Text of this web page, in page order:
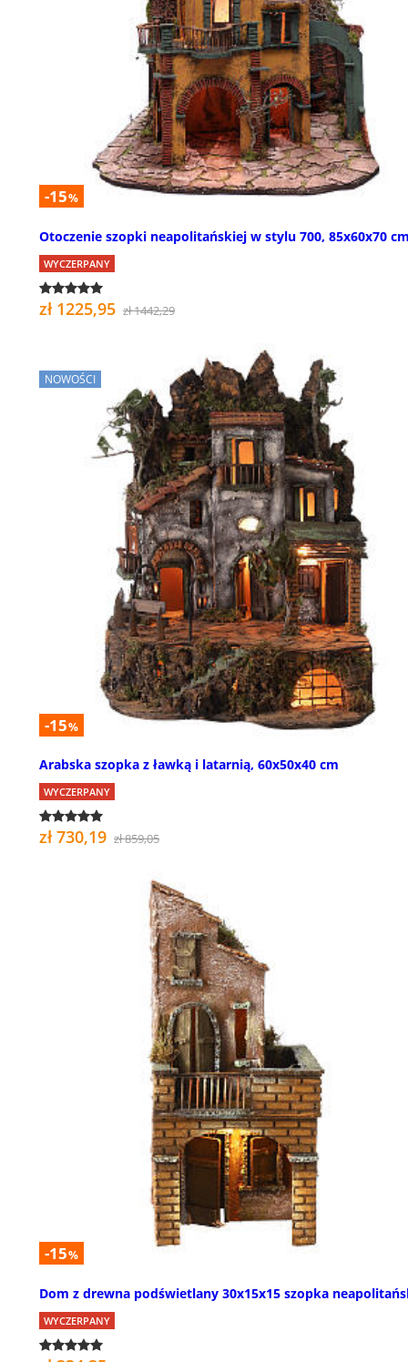
-15%
Otoczenie szopki neapolitańskiej w stylu 700, 85x60x70
WYCZERPANY
zł 1225,95 zł 1442,29
NOWOŚCI
-15%
Arabska szopka z ławką i latarnią, 60x50x40 cm
WYCZERPANY
zł 730,19 zł 859,05
-15%
Dom z drewna podświetlany 30x15x15 szopka
WYCZERPANY